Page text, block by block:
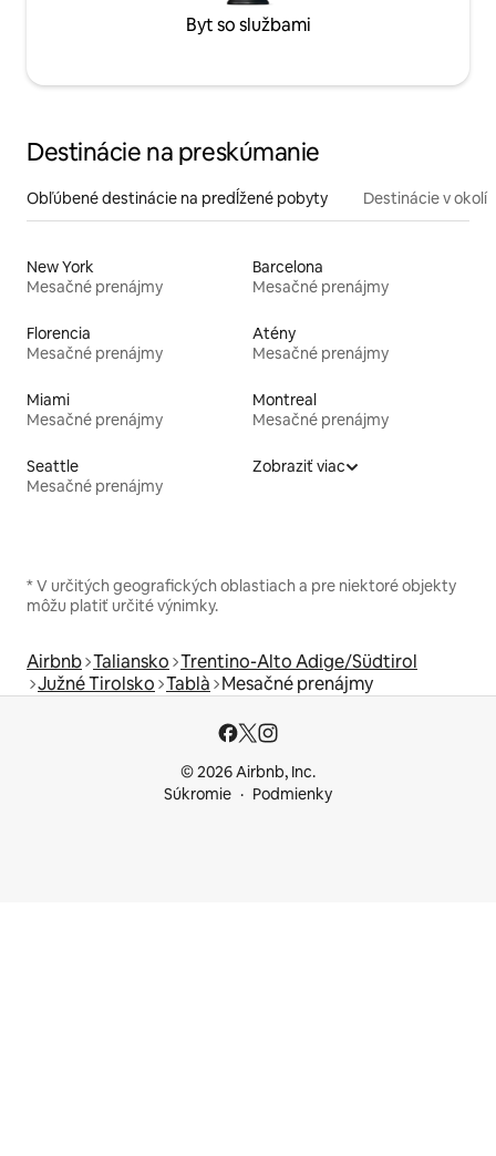
Byt so službami
Destinácie na preskúmanie
Obľúbené destinácie na predĺžené pobyty Destinácie v okolí
New York
Mesačné prenájmy
Barcelona
Mesačné prenájmy
Florencia
Mesačné prenájmy
Atény
Mesačné prenájmy
Miami
Mesačné prenájmy
Montreal
Mesačné prenájmy
Seattle
Mesačné prenájmy
Zobraziť viac
* V určitých geografických oblastiach a pre niektoré objekty
môžu platiť určité výnimky.
Airbnb Taliansko Trentino-Alto Adige/Südtirol
Južné Tirolsko Tablà Mesačné prenájmy
© 2026 Airbnb, Inc.
Súkromie
Podmienky